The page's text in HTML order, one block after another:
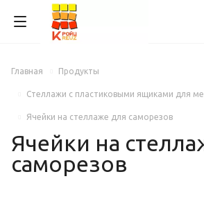
Главная Продукты
Стеллажи с пластиковыми ящиками для
Ячейки на стеллаже для саморезов
Ячейки на
саморезов